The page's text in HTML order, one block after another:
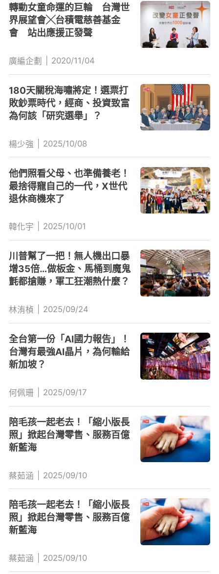
轉動女童命運的巨輪 台灣世
界展望會╳台積電慈善基金
會 站出應援正發聲
廣編企劃 2020/11/04
180天關稅海嘯將定！選票打
敗鈔票時代，經商、投資致富
為何該「研究選舉」？
楊少強 2025/10/08
他們照看父母、也準備養老！
最捨得寵自己的一代，X世代
退休商機來了
韓化宇 2025/10/01
川普幫了一把！無人機出口暴
增35倍…做板金、馬桶到魔鬼
氈都搶賺，軍工狂潮熱什麼？
林洧楨 2025/09/24
全台第一份「AI國力報告」！
台灣有最強AI晶片，為何輸給
新加坡？
何佩珊 2025/09/17
陪毛孩一起老去！「縮小版長
照」掀起台灣零售、服務百億
新藍海
蔡茹涵 2025/09/10
陪毛孩一起老去！「縮小版長
照」掀起台灣零售、服務百億
新藍海
蔡茹涵 2025/09/10